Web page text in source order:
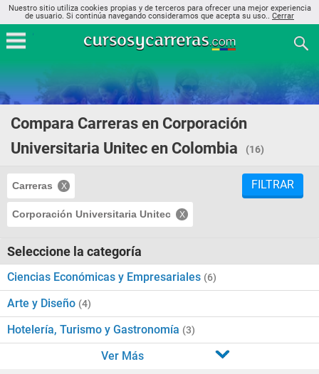
Nuestro sitio utiliza cookies propias y de terceros para ofrecer una mejor experiencia
de usuario. Si continúa navegando consideramos que acepta su uso.. Cerrar
Compara Carreras en Corporación
Universitaria Unitec en Colombia
(16)
Carreras
Corporación Universitaria Unitec
FILTRAR
Seleccione la categoría
Ciencias Económicas y Empresariales (6)
Arte y Diseño (4)
Hotelería, Turismo y Gastronomía (3)
Ver Más